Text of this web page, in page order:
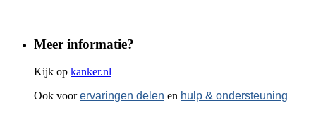
Meer informatie?
Kijk op kanker.nl
Ook voorervaringen delen en hulp & ondersteuning